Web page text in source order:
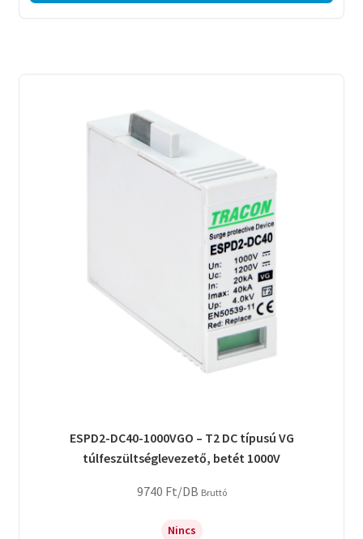
ESPD2-DC40-1000VGO – T2 DC típusú VG
túlfeszültséglevezető, betét 1000V
9740 Ft/DB Bruttó
Nincs